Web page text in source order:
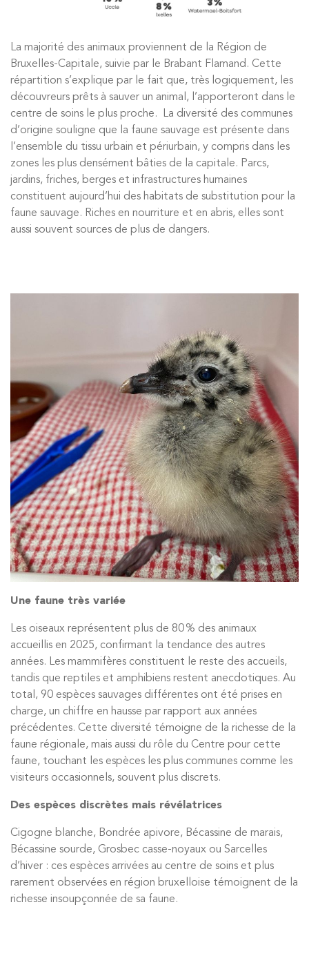
La majorité des animaux proviennent de la Région de
Bruxelles-Capitale, suivie par le Brabant Flamand. Cette
répartition s’explique par le fait que, très logiquement, les
découvreurs prêts à sauver un animal, l’apporteront dans le
centre de soins le plus proche. La diversité des communes
d’origine souligne que la faune sauvage est présente dans
l’ensemble du tissu urbain et périurbain, y compris dans les
zones les plus densément bâties de la capitale. Parcs,
jardins, friches, berges et infrastructures humaines
constituent aujourd’hui des habitats de substitution pour la
faune sauvage. Riches en nourriture et en abris, elles sont
aussi souvent sources de plus de dangers.
Une faune très variée
Les oiseaux représentent plus de 80 % des animaux
accueillis en 2025, confirmant la tendance des autres
années. Les mammifères constituent le reste des accueils,
tandis que reptiles et amphibiens restent anecdotiques. Au
total, 90 espèces sauvages différentes ont été prises en
charge, un chiffre en hausse par rapport aux années
précédentes. Cette diversité témoigne de la richesse de la
faune régionale, mais aussi du rôle du Centre pour cette
faune, touchant l es espèces les plus communes comme les
visiteurs occasionnels, souvent plus discrets.
Des espèces discrètes mais révélatrices
Cigogne blanche, Bondrée apivore, Bécassine de marais,
Bécassine sourde, Grosbec casse-noyaux ou Sarcelles
d’hiver : ces espèces arrivées au centre de soins et plus
rarement observées en région bruxelloise témoignent de la
richesse insoupçonnée de sa faune.